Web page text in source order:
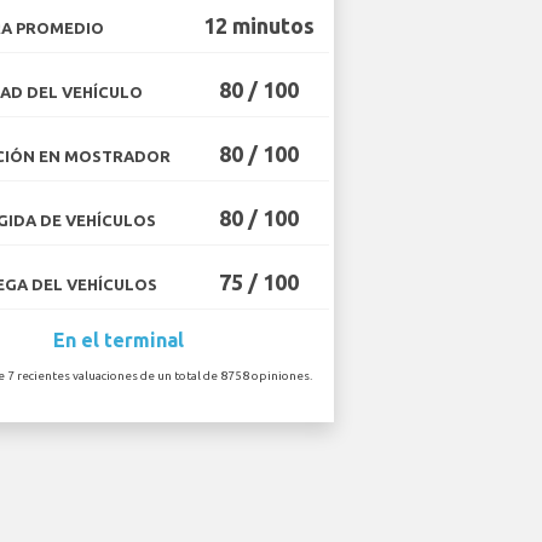
PROMEDIO 12 minutos
DEL VEHÍCULO 80 / 100
EN MOSTRADOR 80 / 100
DE VEHÍCULOS 80 / 100
DEL VEHÍCULOS 75 / 100
En el terminal
7 recientes valuaciones de un total de 8758 opiniones.